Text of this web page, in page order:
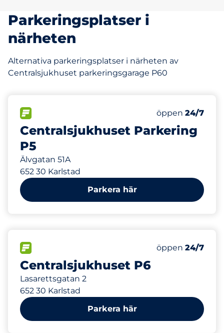
Parkeringsplatser i
närheten
Alternativa parkeringsplatser i närheten av
Centralsjukhuset parkeringsgarage P60
Centralsjukhuset Parkering
P5
Älvgatan 51A
652 30 Karlstad
Antal
Totalt antal
Fredag&nbsp
öppen 24/7
79 m
Parkera här
Centralsjukhuset P6
Lasarettsgatan 2
652 30 Karlstad
Antal
Totalt antal
Parkering för
Fredag&nbsp
öppen 24/7
123 m
Parkera här